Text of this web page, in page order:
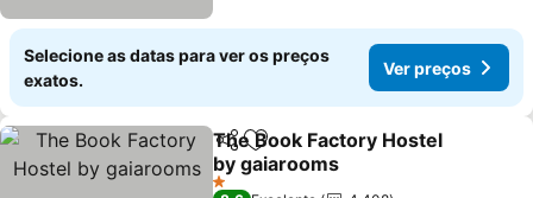
Selecione as datas para ver os preços
exatos.
Ver preços
PartilharAdicionar aos favoritos
The Book Factory Hostel
by gaiarooms
Ver preços
1 Estrelas